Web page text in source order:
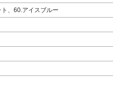
、60.アイスブルー